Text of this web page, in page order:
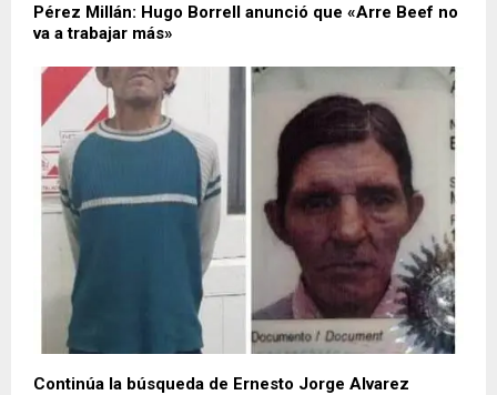
Pérez Millán: Hugo Borrell anunció que «Arre Beef no
va a trabajar más»
Continúa la búsqueda de Ernesto Jorge Alvarez